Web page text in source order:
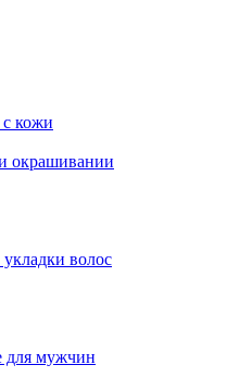
с кожи
окрашивании
волос
для мужчин